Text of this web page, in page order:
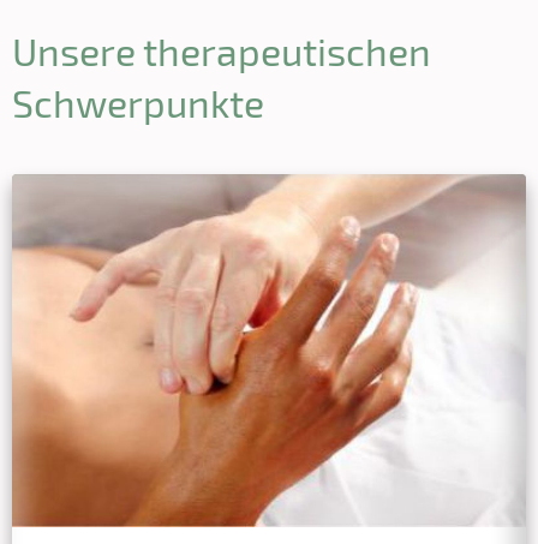
Unsere therapeutischen
Schwerpunkte